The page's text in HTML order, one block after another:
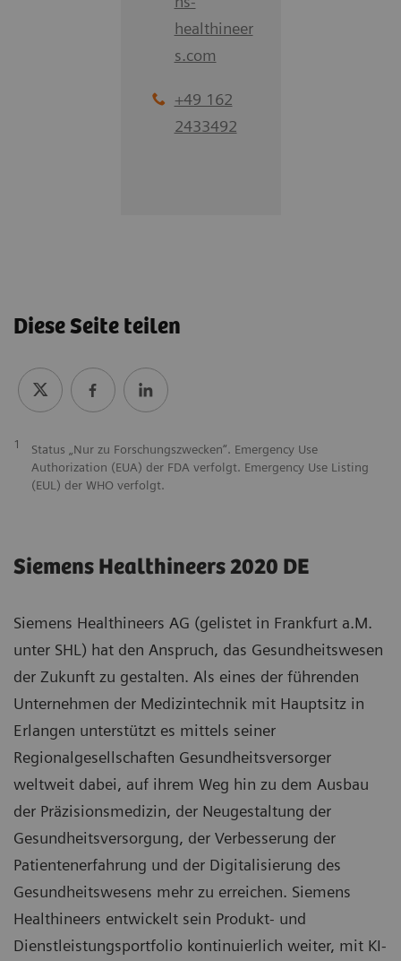
healthineer
s.com
+49 162
2433492
Diese Seite teilen
1
Status „Nur zu Forschungszwecken“. Emergency Use
Authorization (EUA) der FDA verfolgt. Emergency Use Listing
(EUL) der WHO verfolgt.
Siemens Healthineers 2020 DE
Siemens Healthineers AG (gelistet in Frankfurt a.M.
unter SHL) hat den Anspruch, das Gesundheitswesen
der Zukunft zu gestalten. Als eines der führenden
Unternehmen der Medizintechnik mit Hauptsitz in
Erlangen unterstützt es mittels seiner
Regionalgesellschaften Gesundheitsversorger
weltweit dabei, auf ihrem Weg hin zu dem Ausbau
der Präzisionsmedizin, der Neugestaltung der
Gesundheitsversorgung, der Verbesserung der
Patientenerfahrung und der Digitalisierung des
Gesundheitswesens mehr zu erreichen. Siemens
Healthineers entwickelt sein Produkt- und
Dienstleistungsportfolio kontinuierlich weiter, mit KI-